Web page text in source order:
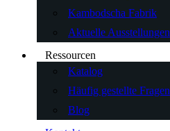
Kambodscha Fabrik
Aktuelle Ausstellungen
Ressourcen
Katalog
Häufig gestellte Fragen
Blog